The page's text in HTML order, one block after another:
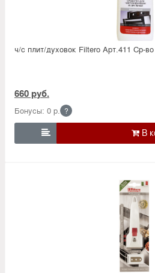
ч/с плит/духовок Filtero Арт.411 Ср-
660 руб.
Бонусы: 0 р. ?
